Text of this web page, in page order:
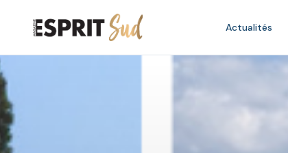
Actualités